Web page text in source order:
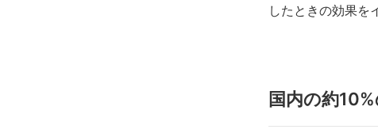
したときの効果を
国内の約